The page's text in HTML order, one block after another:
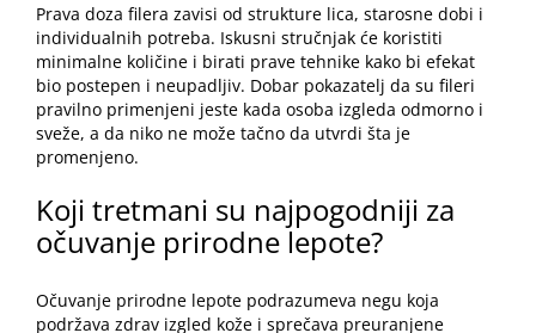
Prava doza filera zavisi od strukture lica, starosne dobi i
individualnih potreba. Iskusni stručnjak će koristiti
minimalne količine i birati prave tehnike kako bi efekat
bio postepen i neupadljiv. Dobar pokazatelj da su fileri
pravilno primenjeni jeste kada osoba izgleda odmorno i
sveže, a da niko ne može tačno da utvrdi šta je
promenjeno.
Koji tretmani su najpogodniji za
očuvanje prirodne lepote?
Očuvanje prirodne lepote podrazumeva negu koja
podržava zdrav izgled kože i sprečava preuranjene